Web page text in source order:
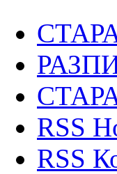
RSS
RSS